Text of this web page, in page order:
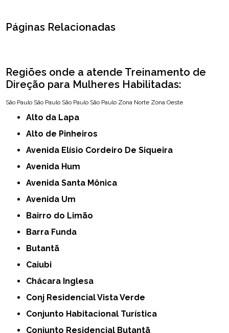
Páginas Relacionadas
Regiões onde a atende Treinamento de
Direção para Mulheres Habilitadas:
São Paulo São Paulo São Paulo São Paulo Zona Norte Zona Oeste
Alto da Lapa
Alto de Pinheiros
Avenida Elísio Cordeiro De Siqueira
Avenida Hum
Avenida Santa Mônica
Avenida Um
Bairro do Limão
Barra Funda
Butantã
Caiubi
Chácara Inglesa
Conj Residencial Vista Verde
Conjunto Habitacional Turística
Conjunto Residencial Butantã